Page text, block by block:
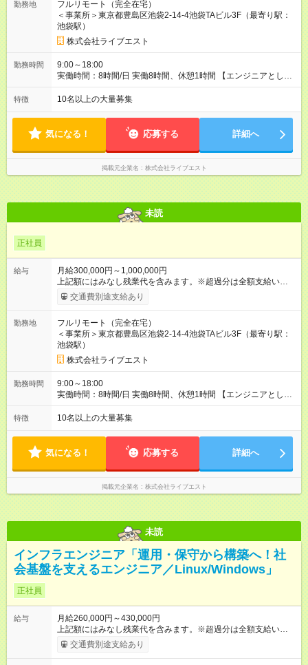
期間6カ月。試用期間中の給与、休日・福利厚生などの待遇は変
わりません。 ★いずれも経験・能力などを考慮のうえ決定しま
す。 ★月平均の残業時間は10時間以下です。 ★案件単価と連動
した給与設定のため、還元率は75％以上！ ★案件変更による単
価向上に合わせて、昇給タイミングを待たずに給与額UPも可能
です。 【試用期間】試用期間あり 試用期間の長さ：6ヶ月 雇用
形態、給与は本採用時と同じです。
勤務地
フルリモート（完全在宅）
＜事業所＞東京都豊島区池袋2-14-4池袋TAビル3F（最寄り駅：
池袋駅）
株式会社ライブエスト
勤務時間
9:00～18:00
実働時間：8時間/日 実働8時間、休憩1時間 【エンジニアとして
の働き方について】 エンジニアとしてあなたの希望が叶う働き
方があります。 ■26歳女性、週3日リモート ■32歳男性、フルリ
特徴 10名以上の大量募集
気になる！ 応募する 詳細へ
掲載元企業名 株式会社ライブエスト
未読
正社員
給与
月給300,000円～1,000,000円
上記額にはみなし残業代を含みます。※超過分は全額支給いたし
ます。 みなし残業代 56,700円 以上／月 みなし残業時間 30時間
／月 ※上記には固定残業代（月30時間分・5万6700円）が含ま
期間6カ月。試用期間中の給与、休日・福利厚生などの待遇は変
わりません。 ★いずれも経験・能力などを考慮のうえ決定しま
す。 ★月平均の残業時間は10時間以下です。 ★案件単価と連動
した給与設定のため、還元率は75％以上！ ★案件変更による単
価向上に合わせて、昇給タイミングを待たずに給与額UPも可能
です。 【試用期間】試用期間あり 試用期間の長さ：6ヶ月 雇用
形態、給与は本採用時と同じです。
交通費別途支給あり
勤務地
フルリモート（完全在宅）
＜事業所＞東京都豊島区池袋2-14-4池袋TAビル3F（最寄り駅：
池袋駅）
株式会社ライブエスト
勤務時間
9:00～18:00
実働時間：8時間/日 実働8時間、休憩1時間 【エンジニアとして
の働き方について】 エンジニアとしてあなたの希望が叶う働き
方があります。 ■26歳女性、週3日リモート ■32歳男性、フルリ
特徴 10名以上の大量募集
気になる！ 応募する 詳細へ
掲載元企業名 株式会社ライブエスト
未読
インフラエンジニア「運用・保守から構築へ！社
会基盤を支えるエンジニア／Linux/Windows」
正社員
給与
月給260,000円～430,000円
上記額にはみなし残業代を含みます。※超過分は全額支給いたし
ます。 みなし残業代 42,000円 ～ 68,000円／月 みなし残業時
間 24時間／月 ※経験・スキル・能力などを考慮して決定します
交通費別途支給あり